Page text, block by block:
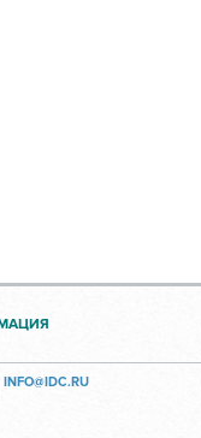
INFO@IDC.RU